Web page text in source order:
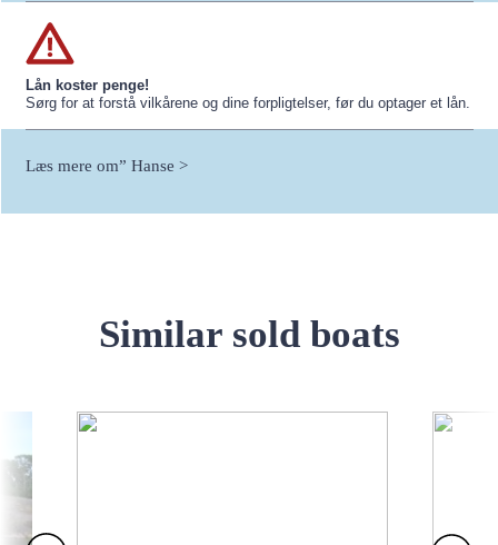
Lån koster penge!
Sørg for at forstå vilkårene og dine forpligtelser, før du optager et lån.
Læs mere om” Hanse >
Similar sold boats